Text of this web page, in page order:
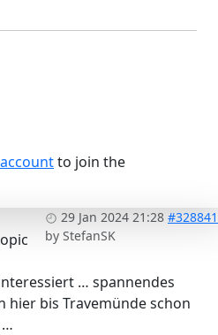
to join the
29 Jan 2024 21:28 #328841
by StefanSK
… spannendes
hier bis Travemünde schon
…